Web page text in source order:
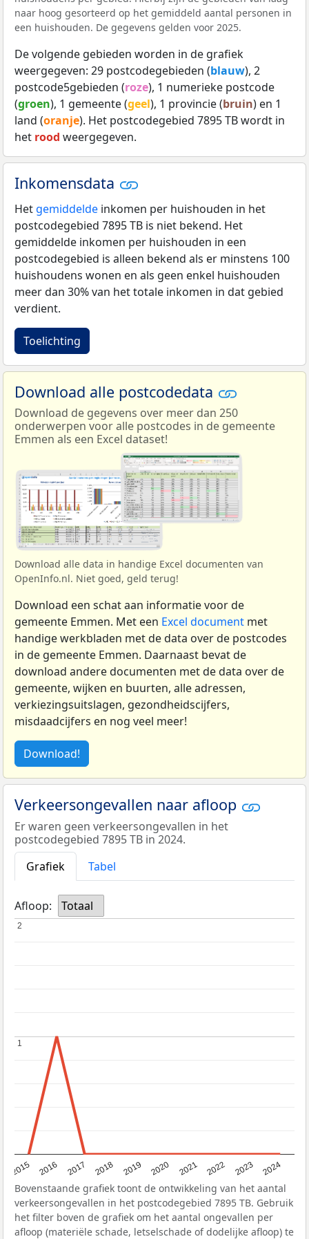
naar hoog gesorteerd op het gemiddeld aantal personen in
een huishouden. De gegevens gelden voor 2025.
De volgende gebieden worden in de grafiek
weergegeven: 29 postcodegebieden (blauw), 2
postcode5gebieden (roze), 1 numerieke postcode
(groen), 1 gemeente (geel), 1 provincie (bruin) en 1
land (oranje). Het postcodegebied 7895 TB wordt in
het rood weergegeven.
Inkomensdata
Het gemiddelde inkomen per huishouden in het
postcodegebied 7895 TB is niet bekend. Het
gemiddelde inkomen per huishouden in een
postcodegebied is alleen bekend als er minstens 100
huishoudens wonen en als geen enkel huishouden
meer dan 30% van het totale inkomen in dat gebied
verdient.
Toelichting
Download alle postcodedata
Download de gegevens over meer dan 250
onderwerpen voor alle postcodes in de gemeente
Emmen als een Excel dataset!
Download alle data in handige Excel documenten van
OpenInfo.nl. Niet goed, geld terug!
Download een schat aan informatie voor de
gemeente Emmen. Met een Excel document met
handige werkbladen met de data over de postcodes
in de gemeente Emmen. Daarnaast bevat de
download andere documenten met de data over de
gemeente, wijken en buurten, alle adressen,
verkiezingsuitslagen, gezondheidscijfers,
misdaadcijfers en nog veel meer!
Download!
Verkeersongevallen naar afloop
Er waren geen verkeersongevallen in het
postcodegebied 7895 TB in 2024.
Grafiek
Tabel
Afloop: Totaal
2015 2016 2017 2018 2019 2020 2021 2022 2023 2024
1
1
2
2
Bovenstaande grafiek toont de ontwikkeling van het aantal
verkeersongevallen in het postcodegebied 7895 TB. Gebruik
het filter boven de grafiek om het aantal ongevallen per
afloop (materiële schade, letselschade of dodelijke afloop) te